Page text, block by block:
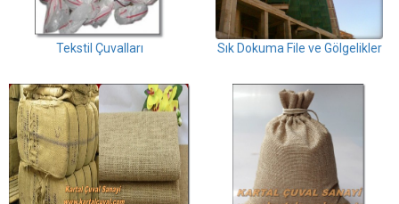
Tekstil Çuvalları Sık Dokuma File ve Gölgelikler